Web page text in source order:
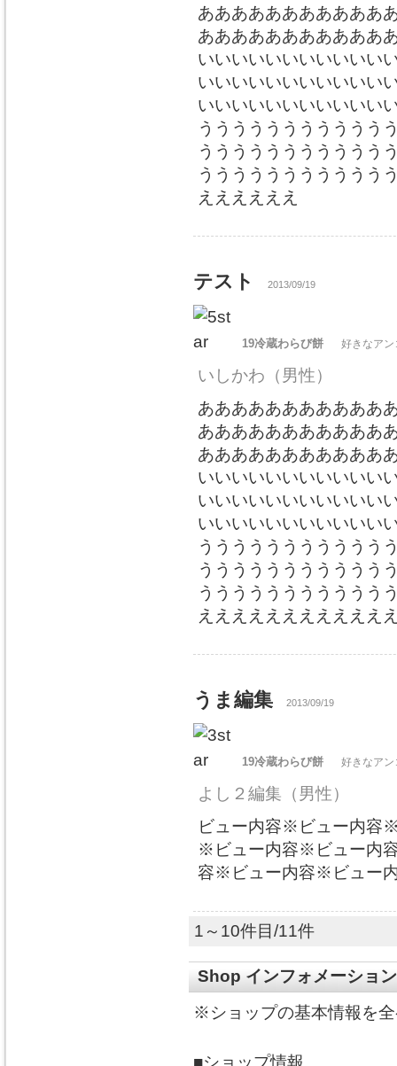
あああああああああああ
あああああああああああ
いいいいいいいいいいい
いいいいいいいいいいい
いいいいいいいいいいい
ううううううううううう
ううううううううううう
ううううううううううう
ええええええ
テスト 2013/09/19
19冷蔵わらび餅 好きなア
いしかわ （男性）
あああああああああああ
あああああああああああ
あああああああああああ
いいいいいいいいいいい
いいいいいいいいいいい
いいいいいいいいいいい
ううううううううううう
ううううううううううう
ううううううううううう
えええええええええええ
うま編集 2013/09/19
19冷蔵わらび餅 好きなア
よし２編集 （男性）
ビュー内容※ビュー内容
※ビュー内容※ビュー内
容※ビュー内容※ビュー
1～10件目/11件
Shop インフォメーション
※ショップの基本情報を
■ショップ情報